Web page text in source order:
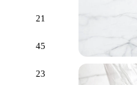
21
45
23